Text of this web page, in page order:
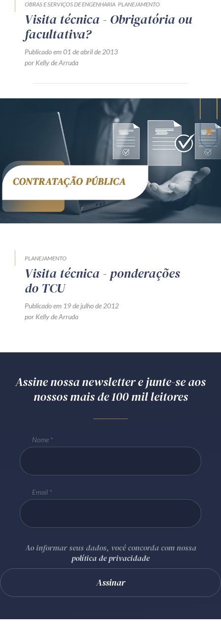
OBRAS E SERVIÇOS DE ENGENHARIA PLANEJAMENTO
Visita técnica - Obrigatória ou
facultativa?
Publicado em 01 de abril de 2013
por Kelly de Arruda
PLANEJAMENTO
Visita técnica - ponderações
do TCU
Publicado em 19 de julho de 2012
por Kelly de Arruda
Assine nossa newsletter e junte-se aos
nossos mais de 100 mil leitores
Nome
Email
Ao informar seus dados, você concorda com nossa
política de privacidade